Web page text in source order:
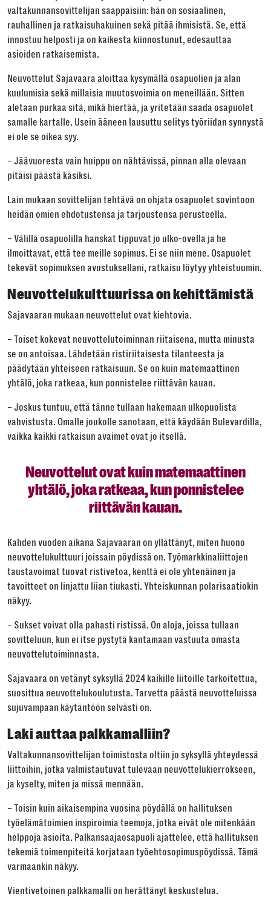
valtakunnansovittelijan saappaisiin: hän on sosiaalinen,
rauhallinen ja ratkaisuhakuinen sekä pitää ihmisistä. Se, että
innostuu helposti ja on kaikesta kiinnostunut, edesauttaa
asioiden ratkaisemista.
Neuvottelut Sajavaara aloittaa kysymällä osapuolien ja alan
kuulumisia sekä millaisia muutosvoimia on meneillään. Sitten
aletaan purkaa sitä, mikä hiertää, ja yritetään saada osapuolet
samalle kartalle. Usein ääneen lausuttu selitys työriidan synnystä
ei ole se oikea syy.
– Jäävuoresta vain huippu on nähtävissä, pinnan alla olevaan
pitäisi päästä käsiksi.
Lain mukaan sovittelijan tehtävä on ohjata osapuolet sovintoon
heidän omien ehdotustensa ja tarjoustensa perusteella.
– Välillä osapuolilla hanskat tippuvat jo ulko-ovella ja he
ilmoittavat, että tee meille sopimus. Ei se niin mene. Osapuolet
tekevät sopimuksen avustuksellani, ratkaisu löytyy yhteistuumin.
Neuvottelukulttuurissa on kehittämistä
Sajavaaran mukaan neuvottelut ovat kiehtovia.
– Toiset kokevat neuvottelutoiminnan riitaisena, mutta minusta
se on antoisaa. Lähdetään ristiriitaisesta tilanteesta ja
päädytään yhteiseen ratkaisuun. Se on kuin matemaattinen
yhtälö, joka ratkeaa, kun ponnistelee riittävän kauan.
– Joskus tuntuu, että tänne tullaan hakemaan ulkopuolista
vahvistusta. Omalle joukolle sanotaan, että käydään Bulevardilla,
vaikka kaikki ratkaisun avaimet ovat jo itsellä.
Neuvottelut ovat kuin matemaattinen
yhtälö, joka ratkeaa, kun ponnistelee
riittävän kauan.
Kahden vuoden aikana Sajavaaran on yllättänyt, miten huono
neuvottelukulttuuri joissain pöydissä on. Työmarkkinaliittojen
taustavoimat tuovat ristivetoa, kenttä ei ole yhtenäinen ja
tavoitteet on linjattu liian tiukasti. Yhteiskunnan polarisaatiokin
näkyy.
– Sukset voivat olla pahasti ristissä. On aloja, joissa tullaan
sovitteluun, kun ei itse pystytä kantamaan vastuuta omasta
neuvottelutoiminnasta.
Sajavaara on vetänyt syksyllä 2024 kaikille liitoille tarkoitettua,
suosittua neuvottelukoulutusta. Tarvetta päästä neuvotteluissa
sujuvampaan käytäntöön selvästi on.
Laki auttaa palkkamalliin?
Valtakunnansovittelijan toimistosta oltiin jo syksyllä yhteydessä
liittoihin, jotka valmistautuvat tulevaan neuvottelukierrokseen,
ja kyselty, miten ja missä mennään.
– Toisin kuin aikaisempina vuosina pöydällä on hallituksen
työelämätoimien inspiroimia teemoja, jotka eivät ole mitenkään
helppoja asioita. Palkansaajaosapuoli ajattelee, että hallituksen
tekemiä toimenpiteitä korjataan työehtosopimuspöydissä. Tämä
varmaankin näkyy.
Vientivetoinen palkkamalli on herättänyt keskustelua.